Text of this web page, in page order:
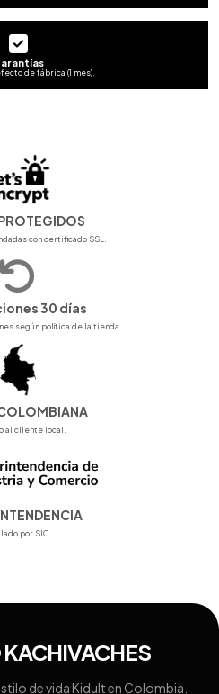
de fábrica (1 mes).
con certificado SSL.
30 días
según política de la tienda.
al cliente local.
por SIC.
de vida Kidult en Colombia.